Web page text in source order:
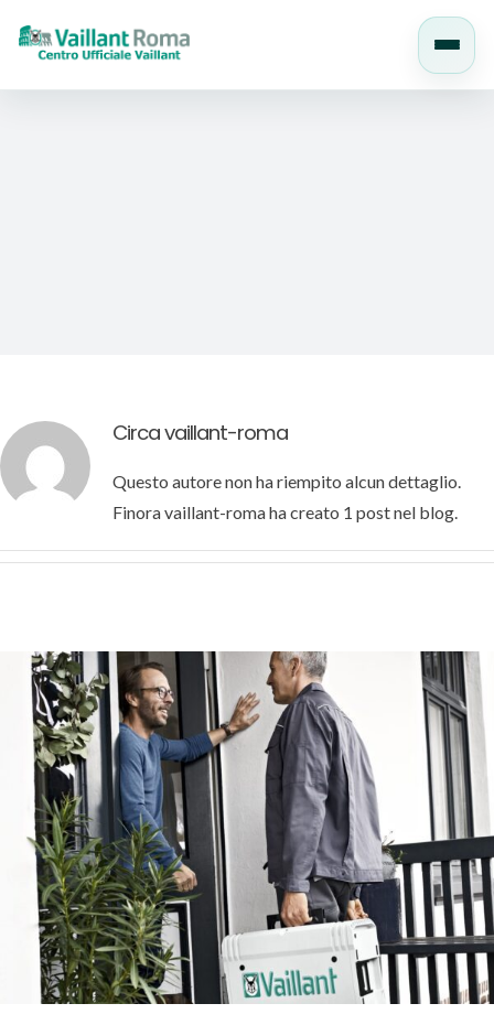
Circavaillant-roma
Questo autore non ha riempito alcun dettaglio.
Finora vaillant-roma ha creato 1 post nel blog.